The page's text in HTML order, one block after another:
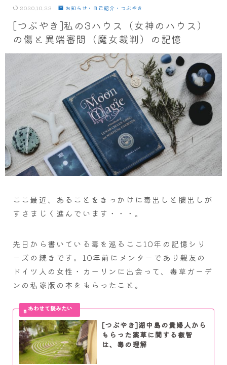
2020.10.23 お知らせ・自己紹介・つぶやき
[つぶやき]私の3ハウス（女神のハウス）
の傷と異端審問（魔女裁判）の記憶
ここ最近、あることをきっかけに毒出しと膿出しが
すさまじく進んでいます・・・。
先日から書いている毒を巡るここ10年の記憶シリ
ーズの続きです。10年前にメンターであり親友の
ドイツ人の女性・カーリンに出会って、毒草ガーデ
ンの私家版の本をもらったこと。
[つぶやき]湖中島の貴婦人から
もらった薬草に関する叡智
は、毒の理解